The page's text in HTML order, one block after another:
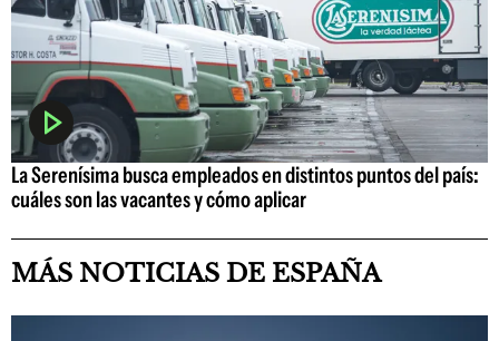
La Serenísima busca empleados en distintos puntos del país:
cuáles son las vacantes y cómo aplicar
MÁS NOTICIAS DE ESPAÑA